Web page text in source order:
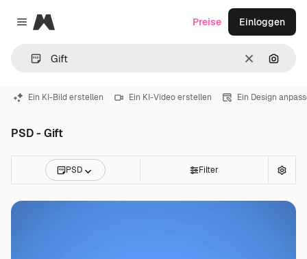
Close menu
Magnific
LöschenNach
Preise Einloggen
Ein KI-Bild erstellen Ein KI-Video erstellen Ein Design
PSD - Gift
PSD Filter